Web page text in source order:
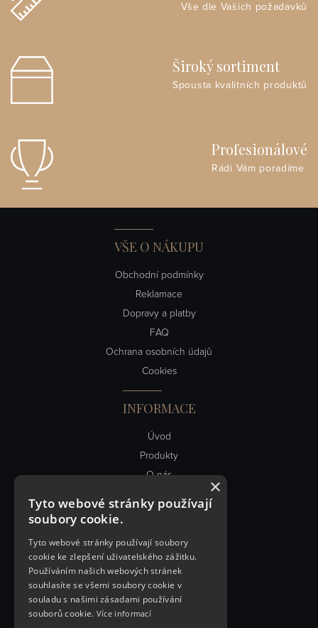
Vše dle Vašich požadavků
Široký sortiment
Spousta kvalitních produktů
Profesionálové
Rádi Vám poradíme
VŠE O NÁKUPU
Obchodní podmínky
Reklamace
Dopravy a platby
FAQ
Ochrana osobních údajů
Cookies
INFORMACE
Úvod
Produkty
O nás
Kontakt
RYCHLÝ KONTAKT
PEVEX spol. s.r.o.
Řemenovská 1999
×
Tyto webové stránky používají
soubory cookie.
Tyto webové stránky používají soubory
cookie ke zlepšení uživatelského zážitku.
Používáním našich webových stránek
souhlasíte se všemi soubory cookie v
souladu s našimi zásadami používání
souborů cookie. Více informací